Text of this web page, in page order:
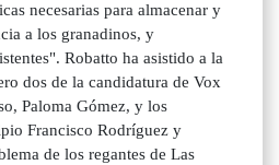
necesarias para almacenar y
a los granadinos, y
Robatto ha asistido a la
dos de la candidatura de Vox
Paloma Gómez, y los
Francisco Rodríguez y
de los regantes de Las